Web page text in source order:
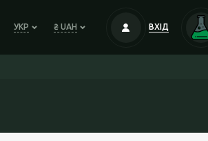
УКР ₴ UAH ВХІД